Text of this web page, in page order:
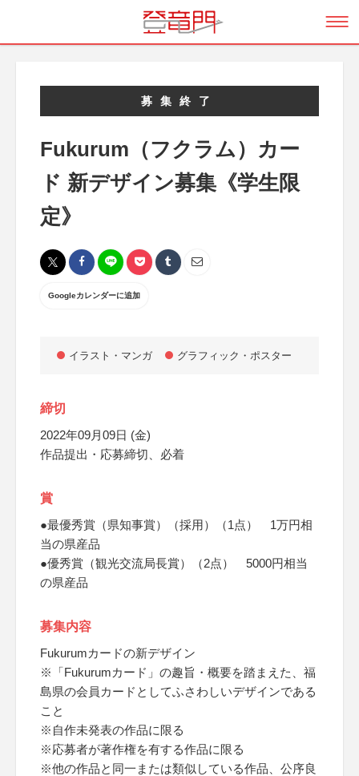
募集終了
Fukurum（フクラム）カー
ド 新デザイン募集《学生限
定》
Googleカレンダーに追加
イラスト・マンガ グラフィック・ポスター
締切
2022年09月09日 (金)
作品提出・応募締切、必着
賞
●最優秀賞（県知事賞）（採用）（1点） 1万円相
当の県産品
●優秀賞（観光交流局長賞）（2点） 5000円相当
の県産品
募集内容
Fukurumカードの新デザイン
※「Fukurumカード」の趣旨・概要を踏まえた、福
島県の会員カードとしてふさわしいデザインである
こと
※自作未発表の作品に限る
※応募者が著作権を有する作品に限る
※他の作品と同一または類似している作品、公序良